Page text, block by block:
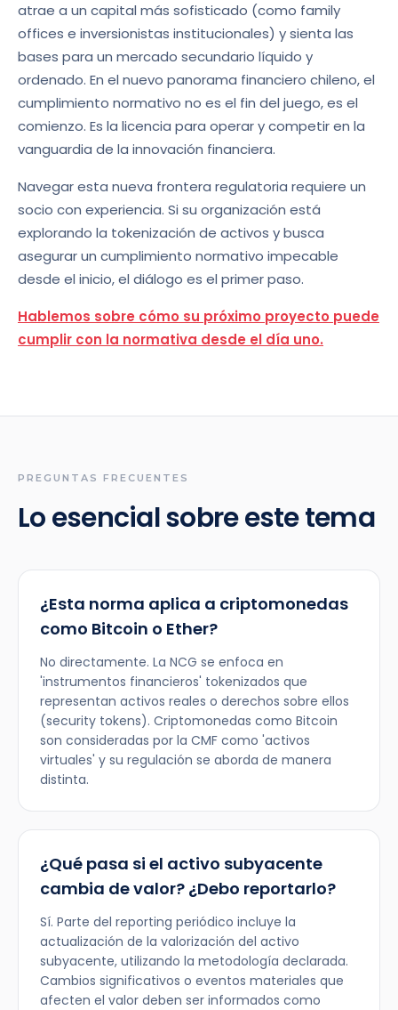
atrae a un capital más sofisticado (como family
offices e inversionistas institucionales) y sienta las
bases para un mercado secundario líquido y
ordenado. En el nuevo panorama financiero chileno, el
cumplimiento normativo no es el fin del juego, es el
comienzo. Es la licencia para operar y competir en la
vanguardia de la innovación financiera.
Navegar esta nueva frontera regulatoria requiere un
socio con experiencia. Si su organización está
explorando la tokenización de activos y busca
asegurar un cumplimiento normativo impecable
desde el inicio, el diálogo es el primer paso.
Hablemos sobre cómo su próximo proyecto puede
cumplir con la normativa desde el día uno.
PREGUNTAS FRECUENTES
Lo esencial sobre este tema
¿Esta norma aplica a criptomonedas
como Bitcoin o Ether?
No directamente. La NCG se enfoca en
'instrumentos financieros' tokenizados que
representan activos reales o derechos sobre ellos
(security tokens). Criptomonedas como Bitcoin
son consideradas por la CMF como 'activos
virtuales' y su regulación se aborda de manera
distinta.
¿Qué pasa si el activo subyacente
cambia de valor? ¿Debo reportarlo?
Sí. Parte del reporting periódico incluye la
actualización de la valorización del activo
subyacente, utilizando la metodología declarada.
Cambios significativos o eventos materiales que
afecten el valor deben ser informados como